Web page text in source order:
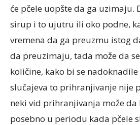
će pčele uopšte da ga uzimaju.
sirup i to ujutru ili oko podne,
vremena da ga preuzmu istog
da preuzimaju, tada može da
količine, kako bi se nadoknadile
slučajeva to prihranjivanje nije
neki vid prihranjivanja može da
posebno u periodu kada pčele